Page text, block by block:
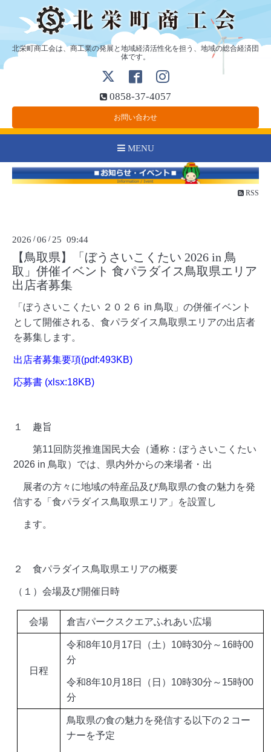
北栄町商工会は、商工業の発展と地域経済活性化を担う、地域の総合経済団
体です。
0858-37-4057
お問い合わせ
MENU
RSS
2026 /06 /25 09:44
【鳥取県】「ぼうさいこくたい 2026 in 鳥
取」併催イベント 食パラダイス鳥取県エリア
出店者募集
「ぼうさいこくたい ２０２６ in 鳥取」の併催イベント
として開催される、食パラダイス鳥取県エリアの出店者
を募集します。
出店者募集要項(pdf:493KB)
応募書 (xlsx:18KB)
１ 趣旨
第11回防災推進国民大会（通称：ぼうさいこくたい
2026 in 鳥取）では、県内外からの来場者・出
展者の方々に地域の特産品及び鳥取県の食の魅力を発
信する「食パラダイス鳥取県エリア」を設置し
ます。
２ 食パラダイス鳥取県エリアの概要
（１）会場及び開催日時
会場 倉吉パークスクエアふれあい広場
日程
令和8年10月17日（土）10時30分～16時00
分
令和8年10月18日（日）10時30分～15時00
分
鳥取県の食の魅力を発信する以下の２コー
ナーを予定